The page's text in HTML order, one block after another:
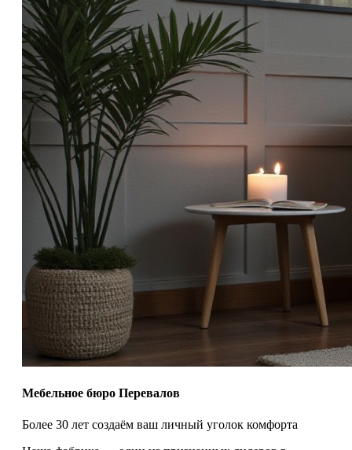
Мебельное бюро Перевалов
Более 30 лет создаём ваш личный уголок комфорта